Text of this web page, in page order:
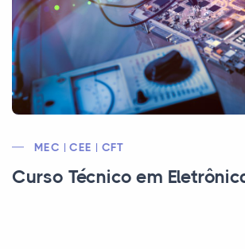
MEC | CEE | CFT
Curso Técnico em